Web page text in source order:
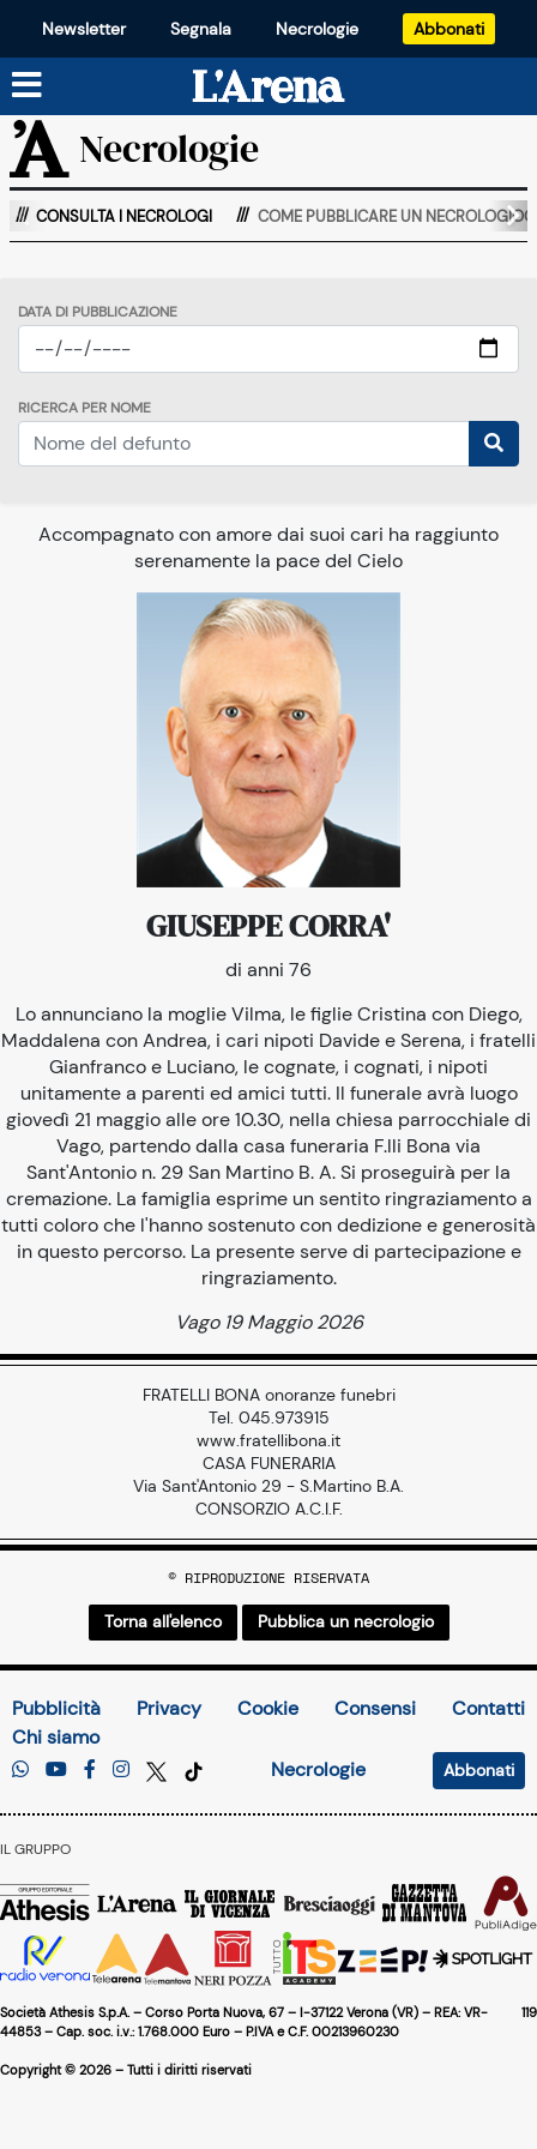
Newsletter Segnala Necrologie Abbonati
Necrologie
CONSULTA I NECROLOGI COME PUBBLICARE UN NECROLOGIOO
DATA DI PUBBLICAZIONE
RICERCA PER NOME
Accompagnato con amore dai suoi cari ha raggiunto
serenamente la pace del Cielo
GIUSEPPE CORRA'
di anni 76
Lo annunciano la moglie Vilma, le figlie Cristina con Diego,
Maddalena con Andrea, i cari nipoti Davide e Serena, i fratelli
Gianfranco e Luciano, le cognate, i cognati, i nipoti
unitamente a parenti ed amici tutti. Il funerale avrà luogo
giovedì 21 maggio alle ore 10.30, nella chiesa parrocchiale di
Vago, partendo dalla casa funeraria F.lli Bona via
Sant'Antonio n. 29 San Martino B. A. Si proseguirà per la
cremazione. La famiglia esprime un sentito ringraziamento a
tutti coloro che l'hanno sostenuto con dedizione e generosità
in questo percorso. La presente serve di partecipazione e
ringraziamento.
Vago 19 Maggio 2026
FRATELLI BONA onoranze funebri
Tel. 045.973915
www.fratellibona.it
CASA FUNERARIA
Via Sant'Antonio 29 - S.Martino B.A.
CONSORZIO A.C.I.F.
© RIPRODUZIONE RISERVATA
Torna all'elenco Pubblica un necrologio
Pubblicità Privacy Cookie Consensi
Contatti
Chi siamo
Necrologie
Abbonati
IL GRUPPO
119
Società Athesis S.p.A. – Corso Porta Nuova, 67 – I-37122 Verona (VR) – REA: VR-
44853 – Cap. soc. i.v.: 1.768.000 Euro – P.IVA e C.F. 00213960230
Copyright © 2026 – Tutti i diritti riservati